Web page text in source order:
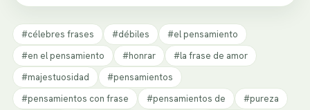
#célebres frases #débiles
#el pensamiento
#en el pensamiento
#honrar
#la frase de amor
#majestuosidad
#pensamientos
#pensamientos con frase
#pensamientos de
#pureza